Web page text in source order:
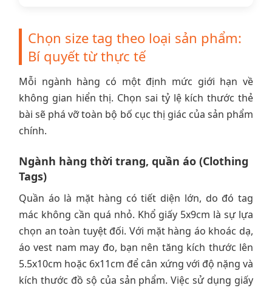
Chọn size tag theo loại sản phẩm:
Bí quyết từ thực tế
Mỗi ngành hàng có một định mức giới hạn về
không gian hiển thị. Chọn sai tỷ lệ kích thước thẻ
bài sẽ phá vỡ toàn bộ bố cục thị giác của sản phẩm
chính.
Ngành hàng thời trang, quần áo (Clothing
Tags)
Quần áo là mặt hàng có tiết diện lớn, do đó tag
mác không cần quá nhỏ. Khổ giấy 5x9cm là sự lựa
chọn an toàn tuyệt đối. Với mặt hàng áo khoác dạ,
áo vest nam may đo, bạn nên tăng kích thước lên
5.5x10cm hoặc 6x11cm để cân xứng với độ nặng và
kích thước đồ sộ của sản phẩm. Việc sử dụng giấy